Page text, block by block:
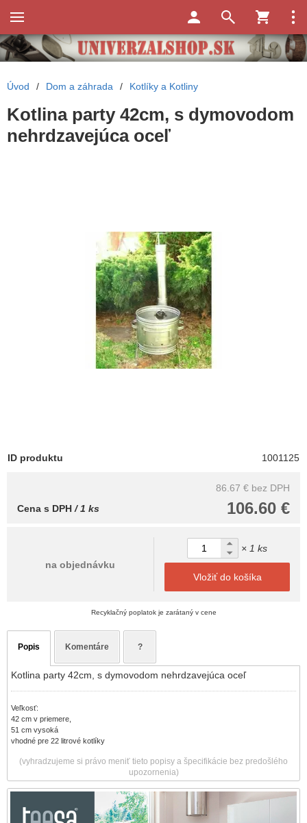
Úvod / Dom a záhrada / Kotlíky a Kotliny
Kotlina party 42cm, s dymovodom
nehrdzavejúca oceľ
ID produktu 1001125
86.67 € bez DPH
106.60 €
Cena s DPH/ 1 ks
na objednávku
× 1 ks
Vložiť do košíka
Recyklačný poplatok je zarátaný v cene
Popis Komentáre ?
Kotlina party 42cm, s dymovodom nehrdzavejúca oceľ
Veľkosť:
42 cm v priemere,
51 cm vysoká
vhodné pre 22 litrové kotlíky
(vyhradzujeme si právo meniť tieto popisy a špecifikácie bez predošlého
upozornenia)